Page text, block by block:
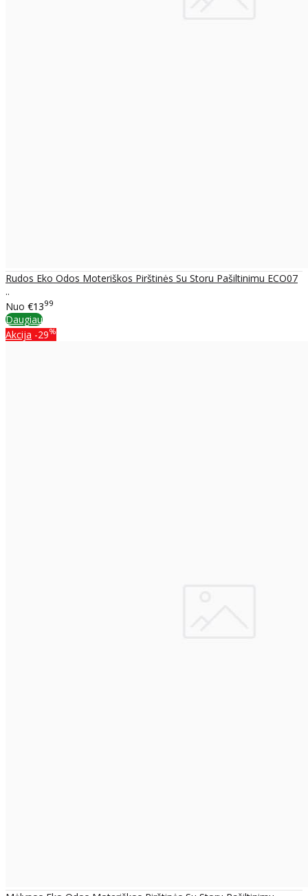
Rudos Eko Odos Moteriškos Pirštinės Su Storu Pašiltinimu ECO07
..
Nuo €1399
Daugiau
Akcija -29%